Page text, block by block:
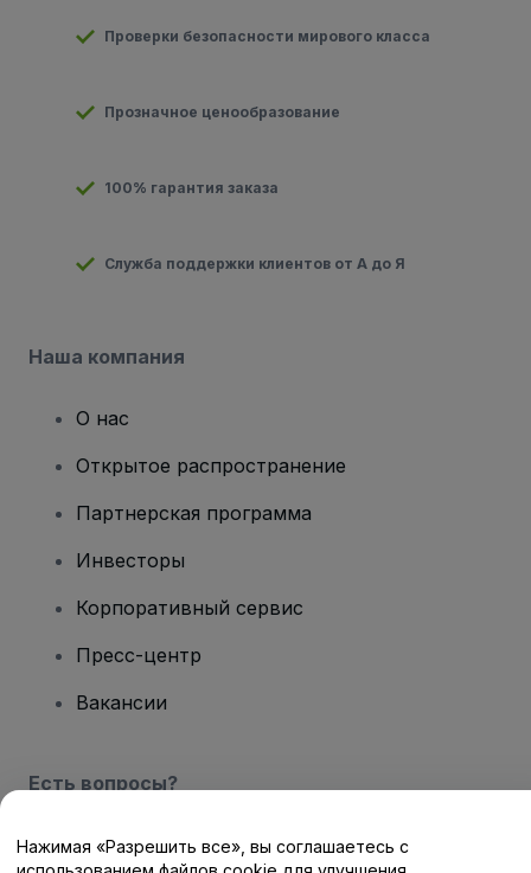
Проверки безопасности мирового класса
Прозначное ценообразование
100% гарантия заказа
Служба поддержки клиентов от А до Я
Наша компания
О нас
Открытое распространение
Партнерская программа
Инвесторы
Корпоративный сервис
Пресс-центр
Вакансии
Есть вопросы?
Центр помощи / Свяжитесь с нами
Нажимая «Разрешить все», вы соглашаетесь с